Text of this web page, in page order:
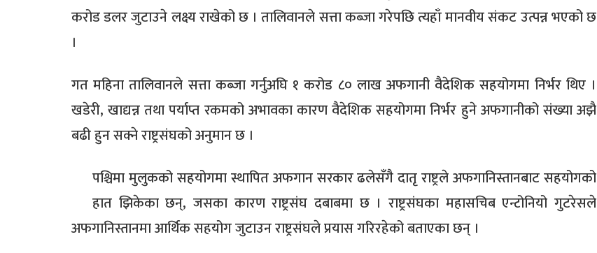
करोड डलर जुटाउने लक्ष्य राखेको छ । तालिवानले सत्ता कब्जा गरेपछि त्यहाँ मानवीय संकट उत्पन्न भएको छ
।
गत महिना तालिवानले सत्ता कब्जा गर्नुअघि १ करोड ८० लाख अफगानी वैदेशिक सहयोगमा निर्भर थिए ।
खडेरी, खाद्यन्न तथा पर्याप्त रकमको अभावका कारण वैदेशिक सहयोगमा निर्भर हुने अफगानीको संख्या अझै
बढी हुन सक्ने राष्ट्रसंघको अनुमान छ ।
पश्चिमा मुलुकको सहयोगमा स्थापित अफगान सरकार ढलेसँगै दातृ राष्ट्रले अफगानिस्तानबाट सहयोगको
हात झिकेका छन्, जसका कारण राष्ट्रसंघ दबाबमा छ । राष्ट्रसंघका महासचिब एन्टोनियो गुटरेसले
अफगानिस्तानमा आर्थिक सहयोग जुटाउन राष्ट्रसंघले प्रयास गरिरहेको बताएका छन् ।